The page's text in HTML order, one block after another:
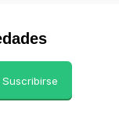
Suscribirse